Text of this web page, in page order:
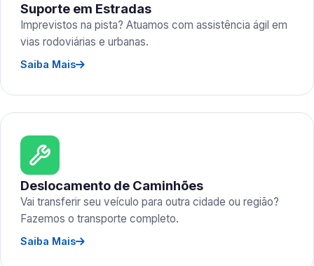
Suporte em Estradas
Imprevistos na pista? Atuamos com assistência ágil em
vias rodoviárias e urbanas.
Saiba Mais
Deslocamento de Caminhões
Vai transferir seu veículo para outra cidade ou região?
Fazemos o transporte completo.
Saiba Mais